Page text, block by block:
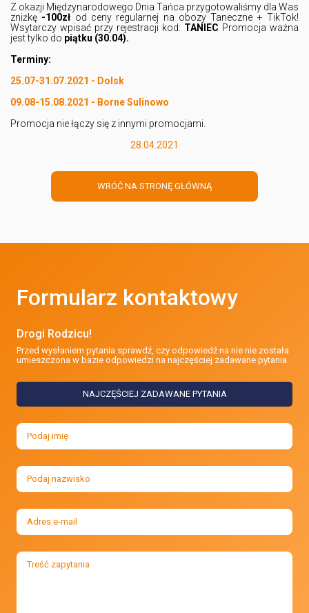
Z okazji Międzynarodowego Dnia Tańca przygotowaliśmy dla Was
zniżkę -100zł od ceny regularnej na obozy Taneczne + TikTok!
Wsytarczy wpisać przy rejestracji kod: TANIEC Promocja ważna
jest tylko do piątku (30.04).
Terminy:
25.07-31.07.2021 - Dolsk
09.08-15.08.2021 - Borne Sulinowo
Promocja nie łączy się z innymi promocjami.
28.04.2021
WRÓĆ NA STRONĘ GŁÓWNĄ
Formularz kontaktowy
Drogi Rodzicu!
Przed wysłaniem pytania sprawdź, czy odpowiedź na nie nie została
umieszczona w bazie odpowiedzi na najczęściej zadawane pytania.
NAJCZĘŚCIEJ ZADAWANE PYTANIA